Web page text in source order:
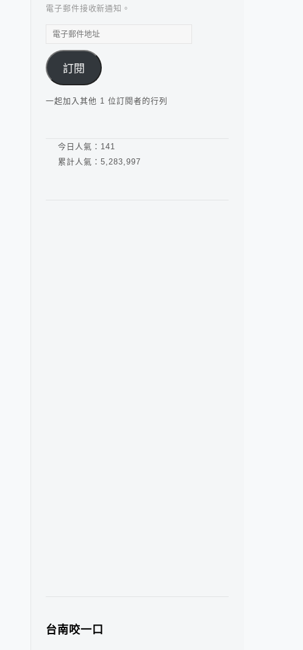
電子郵件接收新通知。
電
郵
件
地
址
訂閱
一起加入其他 1 位訂閱者的行列
今日人氣： 141
累計人氣： 5,283,997
台南咬一口